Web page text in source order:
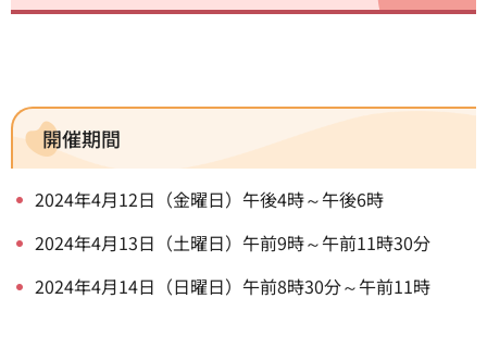
開催期間
2024年4月12日（金曜日）午後4時～午後6時
2024年4月13日（土曜日）午前9時～午前11時30分
2024年4月14日（日曜日）午前8時30分～午前11時